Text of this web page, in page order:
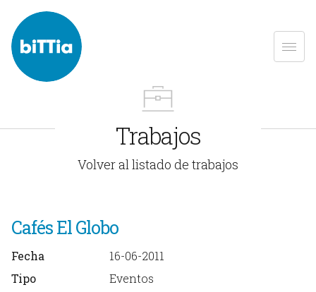
Trabajos
Volver al listado de trabajos
Cafés El Globo
Fecha
16-06-2011
Tipo
Eventos